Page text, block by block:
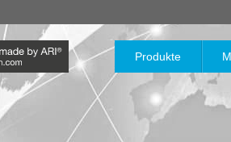
Produkte